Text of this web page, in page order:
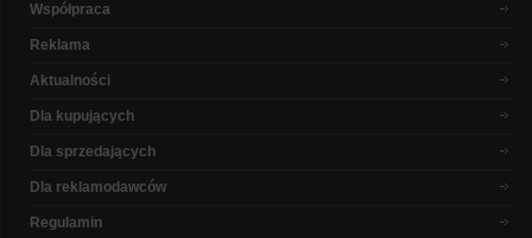
Współpraca
Reklama
Aktualności
Dla kupujących
Dla sprzedających
Dla reklamodawców
Regulamin